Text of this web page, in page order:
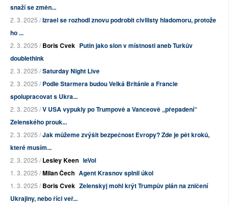
snaží se změn...
2. 3. 2025 /Izrael se rozhodl znovu podrobit civilisty hladomoru, protože
ho ...
2. 3. 2025 /Boris Cvek Putin jako slon v místnosti aneb Turkův
doublethink
2. 3. 2025 /Saturday Night Live
2. 3. 2025 /Podle Starmera budou Velká Británie a Francie
spolupracovat s Ukra...
2. 3. 2025 /V USA vypukly po Trumpově a Vanceově „přepadení“
Zelenského prouk...
2. 3. 2025 /Jak můžeme zvýšit bezpečnost Evropy? Zde je pět kroků,
které musím...
2. 3. 2025 /Lesley Keen leVol
1. 3. 2025 /Milan Čech Agent Krasnov splnil úkol
1. 3. 2025 /Boris Cvek Zelenskyj mohl krýt Trumpův plán na zničení
Ukrajiny, nebo říci veř...